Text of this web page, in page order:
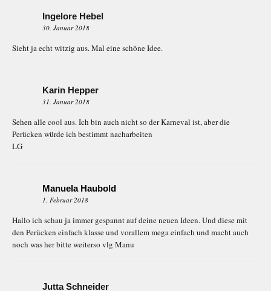
Ingelore Hebel
30. Januar 2018
Sieht ja echt witzig aus. Mal eine schöne Idee.
Karin Hepper
31. Januar 2018
Sehen alle cool aus. Ich bin auch nicht so der Karneval ist, aber die
Perücken würde ich bestimmt nacharbeiten
LG
Manuela Haubold
1. Februar 2018
Hallo ich schau ja immer gespannt auf deine neuen Ideen. Und diese mit
den Perücken einfach klasse und vorallem mega einfach und macht auch
noch was her bitte weiterso vlg Manu
Jutta Schneider